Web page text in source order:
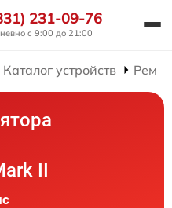
231-09-76
с 9:00 до 21:00
Каталог устройств
II